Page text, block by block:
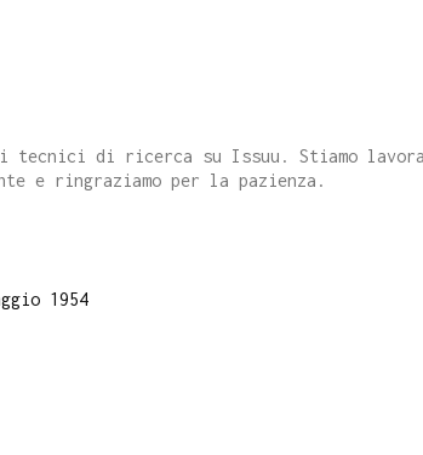
tecnici di ricerca su Issuu. Stiamo
e ringraziamo per la pazienza.
1954